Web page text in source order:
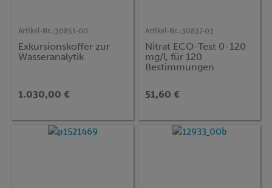
Artikel-Nr.:30851-00
Exkursionskoffer zur
Wasseranalytik
1.030,00 €
Artikel-Nr.:30837-03
Nitrat ECO-Test 0-120
mg/l, für 120
Bestimmungen
51,60 €